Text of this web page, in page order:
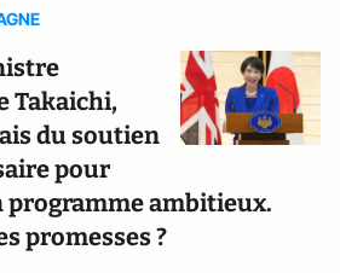
Takaichi,
du soutien
pour
programme ambitieux.
promesses ?